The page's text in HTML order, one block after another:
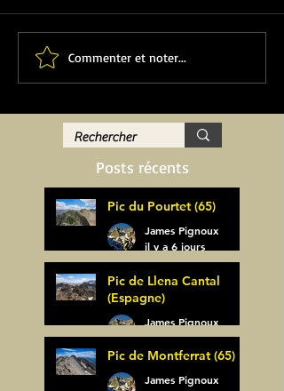
Commenter et noter...
Posts récents
Pic du Pourtet (65)
James Pignoux
il y a 6 jours
Pic de Llena Cantal
(Espagne)
James Pignoux
30 juil.
Pic de Montferrat (65)
James Pignoux